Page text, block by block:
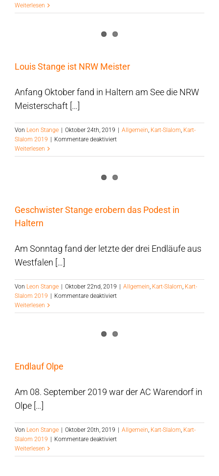
des
Warendorf
Weiterlesen
Louis Stange ist NRW Meister
Anfang Oktober fand in Haltern am See die NRW
Meisterschaft […]
Von Leon Stange | Oktober 24th, 2019 | Allgemein Kart-Slalom Kart-
Slalom 2019 | Kommentare deaktiviertfür
Stange
NRW
Weiterlesen
Geschwister Stange erobern das Podest in
Haltern
Am Sonntag fand der letzte der drei Endläufe aus
Westfalen […]
Von Leon Stange | Oktober 22nd, 2019 | Allgemein Kart-Slalom Kart-
Slalom 2019 | Kommentare deaktiviertfür
Stange
das
Weiterlesen
Endlauf Olpe
Am 08. September 2019 war der AC Warendorf in
Olpe […]
Von Leon Stange | Oktober 20th, 2019 | Allgemein Kart-Slalom Kart-
Slalom 2019 | Kommentare deaktiviertfür
Olpe
Weiterlesen